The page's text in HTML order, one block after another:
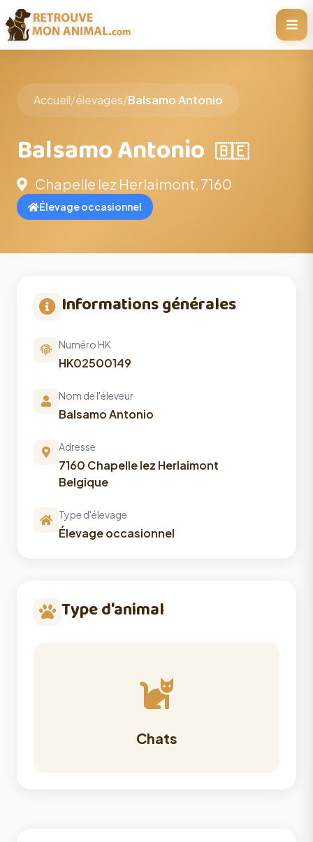
Accueil/élevages/Balsamo Antonio
Balsamo Antonio 🇧🇪
Chapelle lez Herlaimont, 7160
Élevage occasionnel
Informations générales
Numéro HK
HK02500149
Nom de l'éleveur
Balsamo Antonio
Adresse
7160 Chapelle lez Herlaimont
Belgique
Type d'élevage
Élevage occasionnel
Type d'animal
Chats